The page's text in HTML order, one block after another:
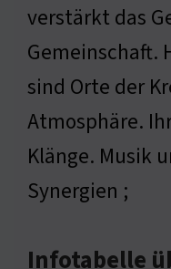
verstärkt das
Gemeinschaft.
sind Orte der
Atmosphäre.
Klänge. Musik
Synergien ;
Infotabelle